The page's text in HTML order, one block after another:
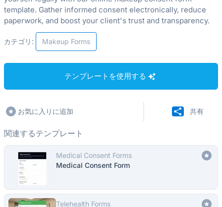
template. Gather informed consent electronically, reduce
paperwork, and boost your client's trust and transparency.
カテゴリ: Makeup Forms
テンプレートを使用する
お気に入りに追加 共有
関連するテンプレート
Medical Consent Forms
Medical Consent Form
Telehealth Forms